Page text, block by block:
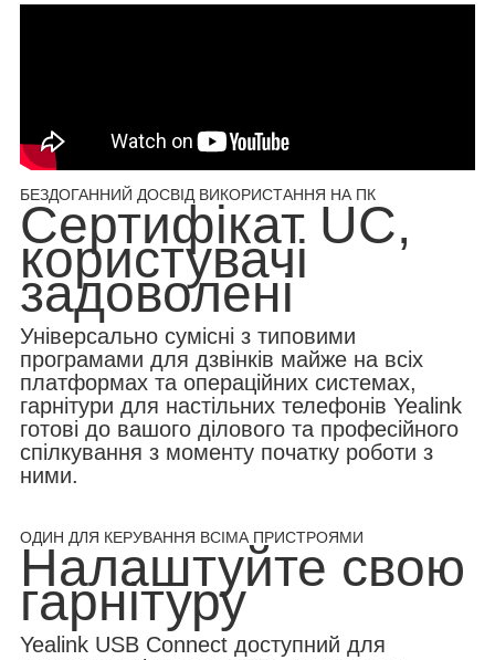
БЕЗДОГАННИЙ ДОСВІД ВИКОРИСТАННЯ НА ПК
Сертифікат UC,
користувачі
задоволені
Універсально сумісні з типовими
програмами для дзвінків майже на всіх
платформах та операційних системах,
гарнітури для настільних телефонів Yealink
готові до вашого ділового та професійного
спілкування з моменту початку роботи з
ними.
ОДИН ДЛЯ КЕРУВАННЯ ВСІМА ПРИСТРОЯМИ
Налаштуйте свою
гарнітуру
Yealink USB Connect доступний для